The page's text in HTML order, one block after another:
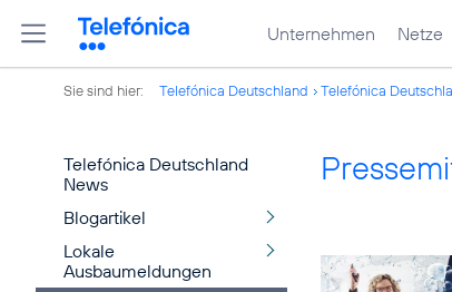
Unternehmen Netze
Sie sind hier: Telefónica Deutschland Telefónica
Telefónica Deutschland
News
Blogartikel
Lokale
Ausbaumeldungen